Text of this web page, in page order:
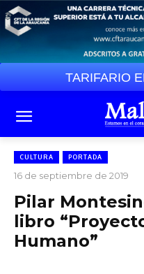
TARIFARIO
CULTURA PORTADA
16 de septiembre de 2019
Pilar
libro
Humano”